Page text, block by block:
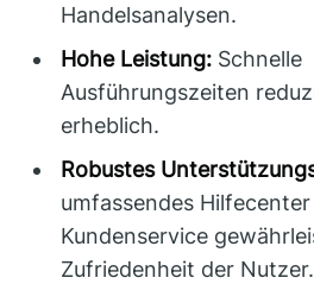
Handelsanalysen.
Hohe Leistung: Schnelle
Ausführungszeiten
erheblich.
Robustes
umfassendes
Kundenservice
Zufriedenheit der Nutzer.